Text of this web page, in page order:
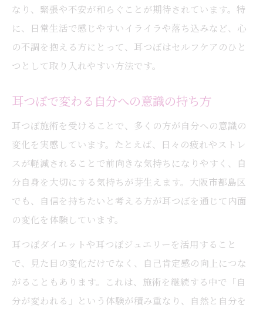
耳つぼ施術の流れと体験のポイント
耳つぼジュエリー体験で得られる自信
耳つぼで実感する前向きな変化の声
耳つぼマッサージがもたらす効果実例
耳つぼ施術を続けることで得られる満足感
耳つぼ施術で自分を好きになるヒント
耳つぼが前向きな思考に導く理由
耳つぼジュエリーで毎日に自信をプラス
耳つぼマッサージで心が前向きになるコツ
自律神経の乱れを耳つぼで整える方法
耳つぼが自律神経に与える効果とは
自律神経を整える耳つぼ施術の実践法
ストレス緩和に役立つ耳つぼのポイント
なり、緊張や不安が和らぐことが期待されています。特
に、日常生活で感じやすいイライラや落ち込みなど、心
の不調を抱える方にとって、耳つぼはセルフケアのひと
つとして取り入れやすい方法です。
耳つぼで変わる自分への意識の持ち方
耳つぼ施術を受けることで、多くの方が自分への意識の
変化を実感しています。たとえば、日々の疲れやストレ
スが軽減されることで前向きな気持ちになりやすく、自
分自身を大切にする気持ちが芽生えます。大阪市都島区
でも、自信を持ちたいと考える方が耳つぼを通じて内面
の変化を体験しています。
耳つぼダイエットや耳つぼジュエリーを活用すること
で、見た目の変化だけでなく、自己肯定感の向上につな
がることもあります。これは、施術を継続する中で「自
分が変われる」という体験が積み重なり、自然と自分を